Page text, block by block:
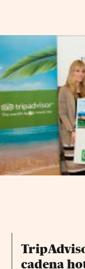
cadena